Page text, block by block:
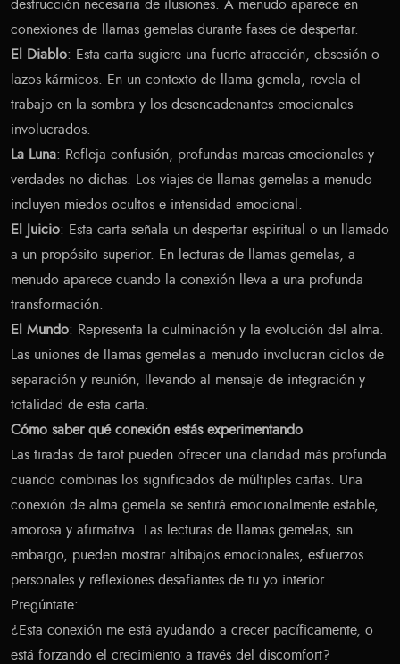
destrucción necesaria de ilusiones. A menudo aparece en
conexiones de llamas gemelas durante fases de despertar.
El Diablo: Esta carta sugiere una fuerte atracción, obsesión o
lazos kármicos. En un contexto de llama gemela, revela el
trabajo en la sombra y los desencadenantes emocionales
involucrados.
La Luna: Refleja confusión, profundas mareas emocionales y
verdades no dichas. Los viajes de llamas gemelas a menudo
incluyen miedos ocultos e intensidad emocional.
El Juicio: Esta carta señala un despertar espiritual o un llamado
a un propósito superior. En lecturas de llamas gemelas, a
menudo aparece cuando la conexión lleva a una profunda
transformación.
El Mundo: Representa la culminación y la evolución del alma.
Las uniones de llamas gemelas a menudo involucran ciclos de
separación y reunión, llevando al mensaje de integración y
totalidad de esta carta.
Cómo saber qué conexión estás experimentando
Las tiradas de tarot pueden ofrecer una claridad más profunda
cuando combinas los significados de múltiples cartas. Una
conexión de alma gemela se sentirá emocionalmente estable,
amorosa y afirmativa. Las lecturas de llamas gemelas, sin
embargo, pueden mostrar altibajos emocionales, esfuerzos
personales y reflexiones desafiantes de tu yo interior.
Pregúntate:
¿Esta conexión me está ayudando a crecer pacíficamente, o
está forzando el crecimiento a través del discomfort?